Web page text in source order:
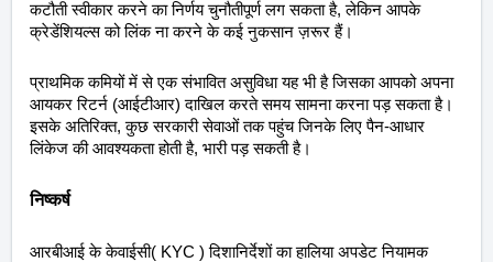
कटौती स्वीकार करने का निर्णय चुनौतीपूर्ण लग सकता है, लेकिन आपके
क्रेडेंशियल्स को लिंक ना करने के कई नुकसान ज़रूर हैं।
प्राथमिक कमियों में से एक संभावित असुविधा यह भी है जिसका आपको अपना
आयकर रिटर्न (आईटीआर) दाखिल करते समय सामना करना पड़ सकता है।
इसके अतिरिक्त, कुछ सरकारी सेवाओं तक पहुंच जिनके लिए पैन-आधार
लिंकेज की आवश्यकता होती है, भारी पड़ सकती है।
निष्कर्ष
आरबीआई के केवाईसी( KYC ) दिशानिर्देशों का हालिया अपडेट नियामक